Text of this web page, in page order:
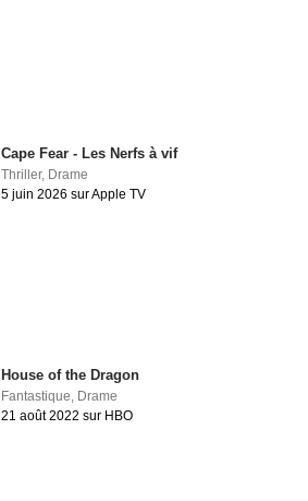
Cape Fear - Les Nerfs à vif
Thriller, Drame
5 juin 2026 sur Apple TV
House of the Dragon
Fantastique, Drame
21 août 2022 sur HBO